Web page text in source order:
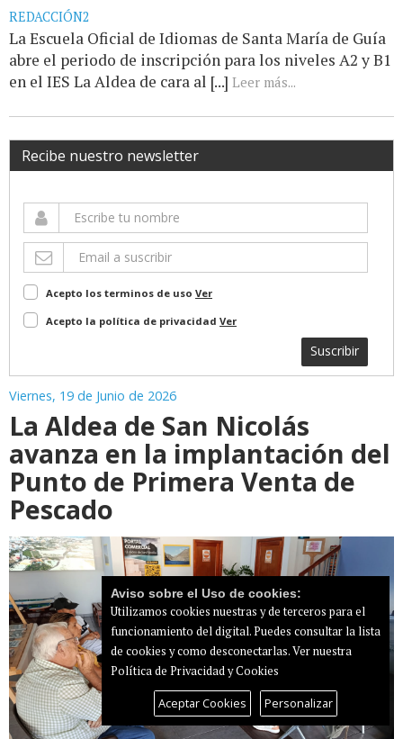
REDACCIÓN2
La Escuela Oficial de Idiomas de Santa María de Guía
abre el periodo de inscripción para los niveles A2 y B1
en el IES La Aldea de cara al [...] Leer más...
Recibe nuestro newsletter
Acepto los terminos de uso Ver
Acepto la política de privacidad Ver
Suscribir
Viernes, 19 de Junio de 2026
La Aldea de San Nicolás
avanza en la implantación del
Punto de Primera Venta de
Pescado
Aviso sobre el Uso de cookies:
Utilizamos cookies nuestras y de terceros para el
funcionamiento del digital. Puedes consultar la lista
de cookies y como desconectarlas.Ver nuestra
Política de Privacidad y Cookies
Aceptar Cookies Personalizar